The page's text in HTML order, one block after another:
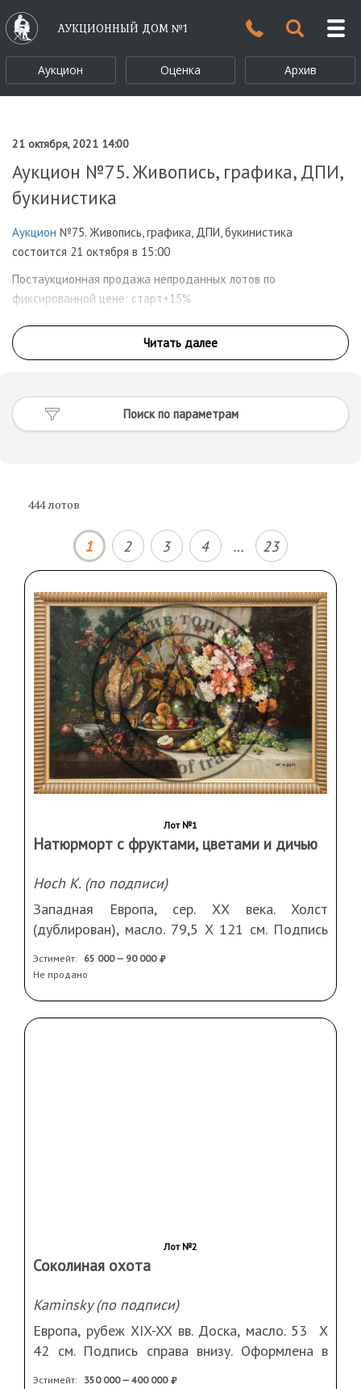
АУКЦИОННЫЙ ДОМ №1
Аукцион Оценка Архив
21 октября, 2021 14:00
Аукцион №75. Живопись, графика, ДПИ,
букинистика
Аукцион №75. Живопись, графика, ДПИ, букинистика
состоится 21 октября в 15:00
Постаукционная продажа непроданных лотов по
фиксированной цене: старт+15%
444лотов
1 2 3 4 … 23
Лот №1
Натюрморт с фруктами, цветами и дичью
Hoch K. (по подписи)
Западная Европа, сер. ХХ века. Холст
(дублирован), масло. 79,5 Х 121 см. Подпись
Эстимейт: 65 000 — 90 000
Не продано
Лот №2
Соколиная охота
Kaminsky (по подписи)
Европа, рубеж XIX-XX вв. Доска, масло. 53 Х
42 см. Подпись справа внизу. Оформлена в
Эстимейт: 350 000 — 400 000